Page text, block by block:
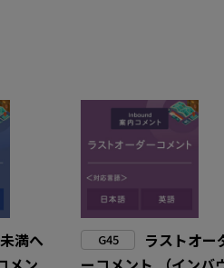
満へ
G45
ラストオー